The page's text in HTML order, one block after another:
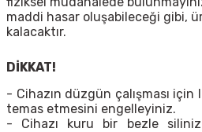
maddi hasar oluşabileceği gibi,
kalacaktır.
DİKKAT!
- Cihazın düzgün çalışması
temas etmesini engelleyiniz.
- Cihazı kuru bir bezle